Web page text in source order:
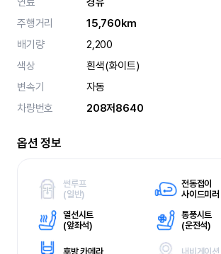
주행거리
15,760km
배기량
2,200
색상
흰색(화이트)
변속기
자동
차량번호
208저8640
옵션 정보
썬루프
(일반)
전동접이
사이드미러
열선시트
(앞좌석)
통풍시트
(운전석)
후방 카메라 내비게이션